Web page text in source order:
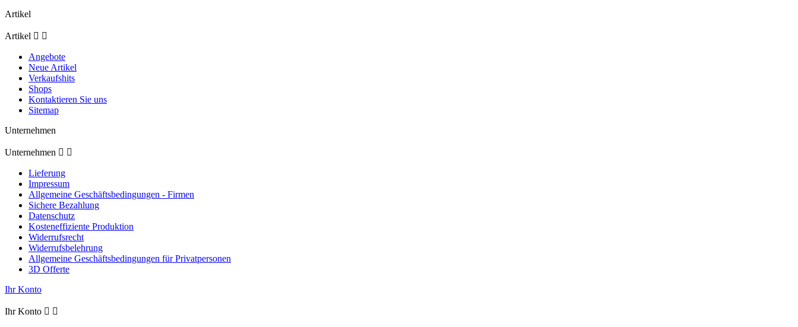
Artikel
Artikel  
Angebote
Neue Artikel
Verkaufshits
Shops
Kontaktieren Sie uns
Sitemap
Unternehmen
Unternehmen  
Lieferung
Impressum
Allgemeine Geschäftsbedingungen - Firmen
Sichere Bezahlung
Datenschutz
Kosteneffiziente Produktion
Widerrufsrecht
Widerrufsbelehrung
Allgemeine Geschäftsbedingungen für Privatpersonen
3D Offerte
Ihr Konto
Ihr Konto  